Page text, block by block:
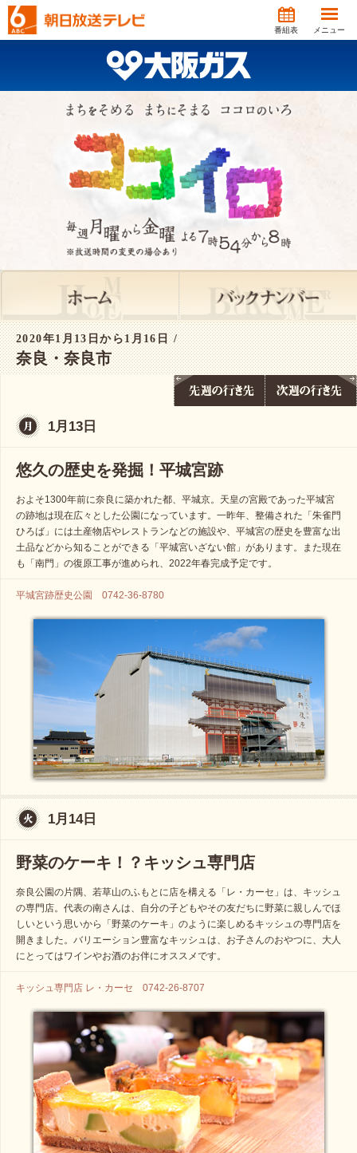
番組表 メニュー
2020年1月13日から1月16日 /
奈良・奈良市
1月13日
悠久の歴史を発掘！平城宮跡
およそ1300年前に奈良に築かれた都、平城京。天皇の宮殿であった平城宮
の跡地は現在広々とした公園になっています。一昨年、整備された「朱雀門
ひろば」には土産物店やレストランなどの施設や、平城宮の歴史を豊富な出
土品などから知ることができる「平城宮いざない館」があります。また現在
も「南門」の復原工事が進められ、2022年春完成予定です。
平城宮跡歴史公園 0742-36-8780
1月14日
野菜のケーキ！？キッシュ専門店
奈良公園の片隅、若草山のふもとに店を構える「レ・カーセ」は、キッシュ
の専門店。代表の南さんは、自分の子どもやその友だちに野菜に親しんでほ
しいという思いから「野菜のケーキ」のように楽しめるキッシュの専門店を
開きました。バリエーション豊富なキッシュは、お子さんのおやつに、大人
にとってはワインやお酒のお伴にオススメです。
キッシュ専門店 レ・カーセ 0742-26-8707